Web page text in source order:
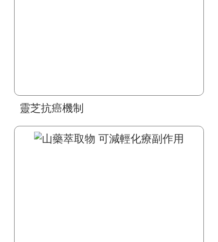
靈芝抗癌機制